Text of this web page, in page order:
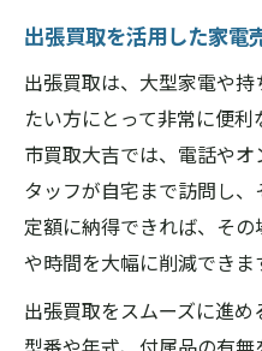
出張買取を活用した家電
出張買取は、大型家電や
たい方にとって非常に便
市買取大吉では、電話や
タッフが自宅まで訪問し
定額に納得できれば、そ
や時間を大幅に削減できま
出張買取をスムーズに進